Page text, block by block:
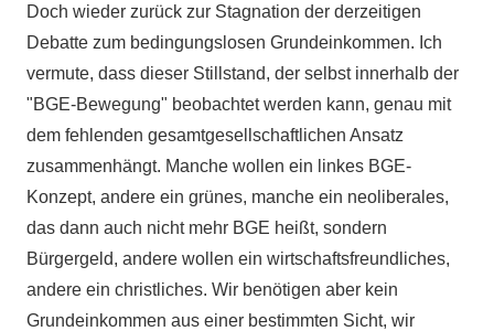
Doch wieder zurück zur Stagnation der derzeitigen
Debatte zum bedingungslosen Grundeinkommen. Ich
vermute, dass dieser Stillstand, der selbst innerhalb der
"BGE-Bewegung" beobachtet werden kann, genau mit
dem fehlenden gesamtgesellschaftlichen Ansatz
zusammenhängt. Manche wollen ein linkes BGE-
Konzept, andere ein grünes, manche ein neoliberales,
das dann auch nicht mehr BGE heißt, sondern
Bürgergeld, andere wollen ein wirtschaftsfreundliches,
andere ein christliches. Wir benötigen aber kein
Grundeinkommen aus einer bestimmten Sicht, wir